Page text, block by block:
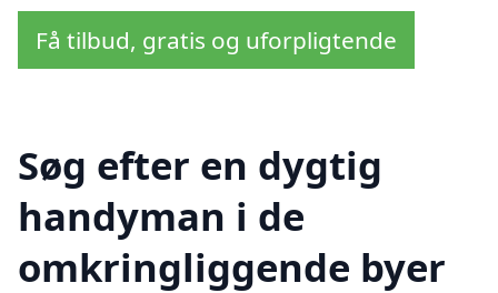
Få tilbud, gratis og uforpligtende
Søg efter en dygtig
handyman i de
omkringliggende byer